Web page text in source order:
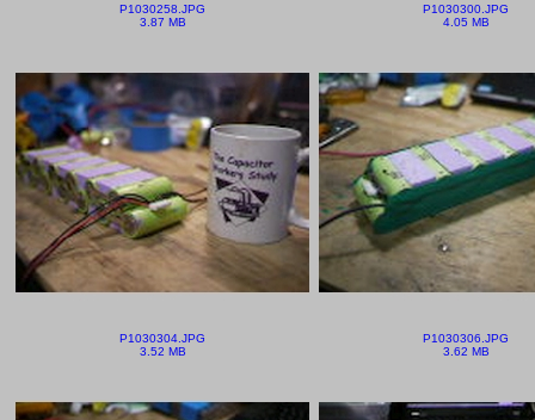
P1030258.JPG
3.87 MB
P1030300.JPG
4.05 MB
P1030304.JPG
3.52 MB
P1030306.JPG
3.62 MB